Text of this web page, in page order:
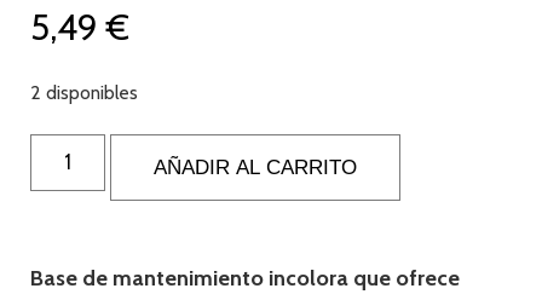
5,49€
2 disponibles
AÑADIR AL CARRITO
Base de mantenimiento incolora que ofrece